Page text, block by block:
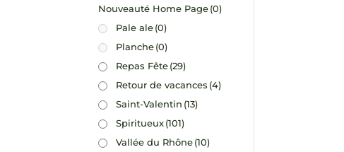
Nouveauté Home Page(0)
Pale ale(0)
Planche(0)
Repas Fête(29)
Retour de vacances (4)
Saint-Valentin (13)
Spiritueux(101)
Vallée du Rhône(10)